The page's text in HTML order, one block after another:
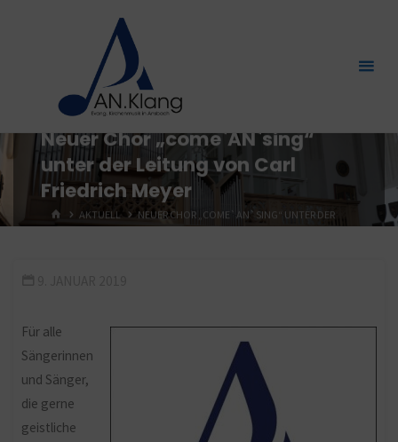
Neuer Chor „come`AN`sing“
unter der Leitung von Carl
Friedrich Meyer
START
AKTUELL
NEUER CHOR „COME`AN`SING“ UNTER DER
LEITUNG VON CARL FRIEDRICH MEYER
Für alle
Sängerinnen
und Sänger,
die gerne
geistliche